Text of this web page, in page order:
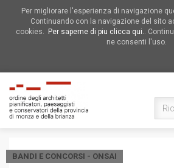
Per migliorare l'esperienza di navigazione
Continuando con la navigazione del sito
cookies.
Per saperne di piu clicca qui..
ne consenti l'uso.
BANDI E CONCORSI - ONSAI